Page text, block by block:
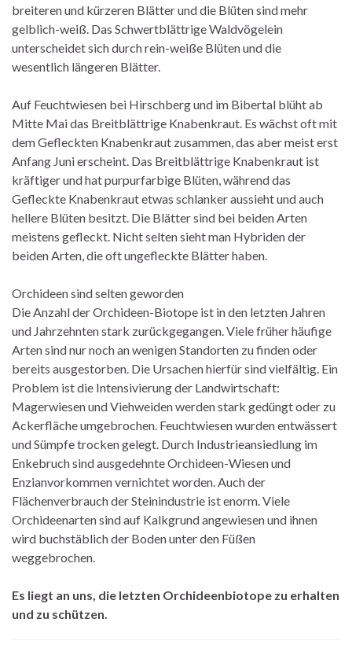
breiteren und kürzeren Blätter und die Blüten sind mehr
gelblich-weiß. Das Schwertblättrige Waldvögelein
unterscheidet sich durch rein-weiße Blüten und die
wesentlich längeren Blätter.
Auf Feuchtwiesen bei Hirschberg und im Bibertal blüht ab
Mitte Mai das Breitblättrige Knabenkraut. Es wächst oft mit
dem Gefleckten Knabenkraut zusammen, das aber meist erst
Anfang Juni erscheint. Das Breitblättrige Knabenkraut ist
kräftiger und hat purpurfarbige Blüten, während das
Gefleckte Knabenkraut etwas schlanker aussieht und auch
hellere Blüten besitzt. Die Blätter sind bei beiden Arten
meistens gefleckt. Nicht selten sieht man Hybriden der
beiden Arten, die oft ungefleckte Blätter haben.
Orchideen sind selten geworden
Die Anzahl der Orchideen-Biotope ist in den letzten Jahren
und Jahrzehnten stark zurückgegangen. Viele früher häufige
Arten sind nur noch an wenigen Standorten zu finden oder
bereits ausgestorben. Die Ursachen hierfür sind vielfältig. Ein
Problem ist die Intensivierung der Landwirtschaft:
Magerwiesen und Viehweiden werden stark gedüngt oder zu
Ackerfläche umgebrochen. Feuchtwiesen wurden entwässert
und Sümpfe trocken gelegt. Durch Industrieansiedlung im
Enkebruch sind ausgedehnte Orchideen-Wiesen und
Enzianvorkommen vernichtet worden. Auch der
Flächenverbrauch der Steinindustrie ist enorm. Viele
Orchideenarten sind auf Kalkgrund angewiesen und ihnen
wird buchstäblich der Boden unter den Füßen
weggebrochen.
Es liegt an uns, die letzten Orchideenbiotope zu erhalten
und zu schützen.